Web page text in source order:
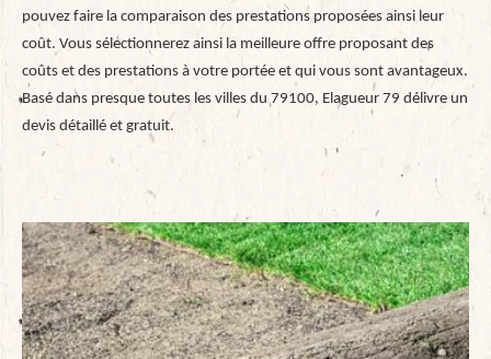
pouvez faire la comparaison des prestations proposées ainsi leur
coût. Vous sélectionnerez ainsi la meilleure offre proposant des
coûts et des prestations à votre portée et qui vous sont avantageux.
Basé dans presque toutes les villes du 79100, Elagueur 79 délivre un
devis détaillé et gratuit.